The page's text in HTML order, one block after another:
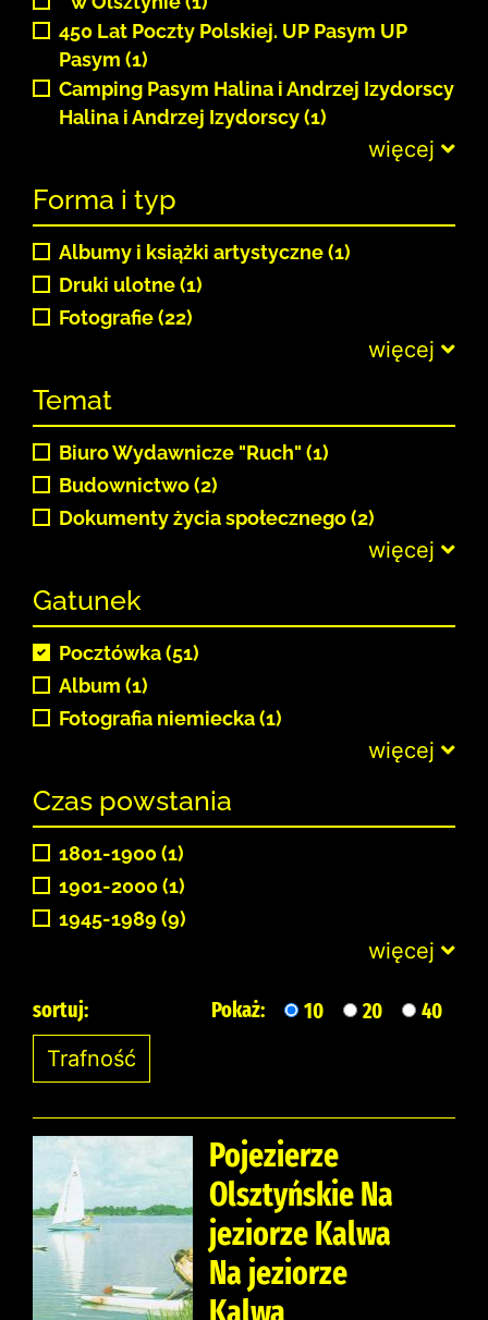
450 Lat Poczty Polskiej. UP Pasym UP
Pasym (1)
Camping Pasym Halina i Andrzej Izydorscy
Halina i Andrzej Izydorscy (1)
więcej
Forma i typ
Albumy i książki artystyczne (1)
Druki ulotne (1)
Fotografie (22)
więcej
Temat
Biuro Wydawnicze "Ruch" (1)
Budownictwo (2)
Dokumenty życia społecznego (2)
więcej
Gatunek
Pocztówka (51)
Album (1)
Fotografia niemiecka (1)
więcej
Czas powstania
1801-1900 (1)
1901-2000 (1)
1945-1989 (9)
więcej
sortuj: Pokaż: 10 20 40
Pojezierze
Olsztyńskie Na
jeziorze Kalwa
Na jeziorze